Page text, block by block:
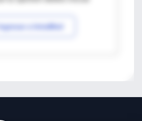
Ingresar a IntraMed